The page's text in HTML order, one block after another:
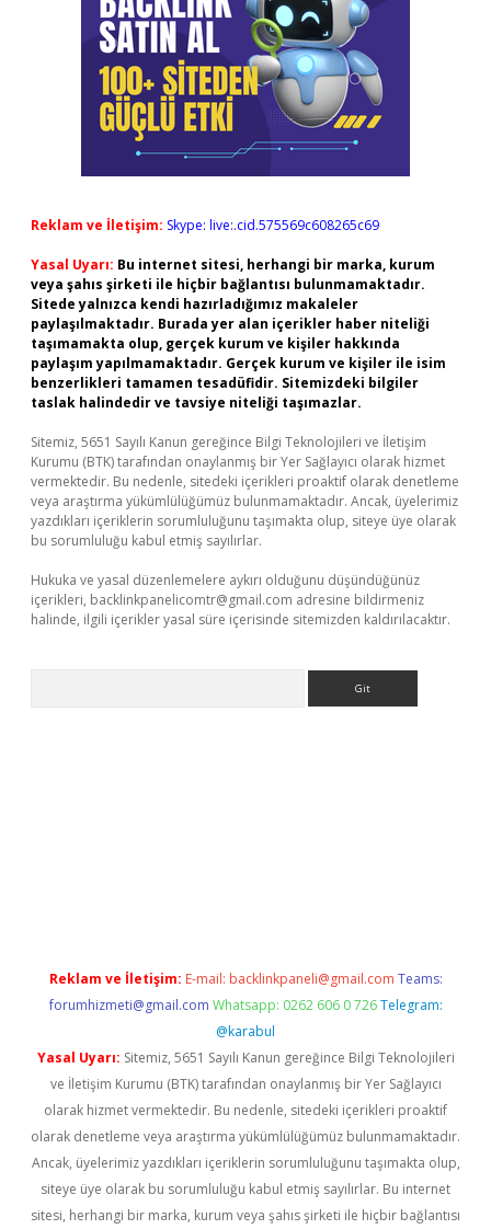
Reklam ve İletişim: Skype: live:.cid.575569c608265c69
Yasal Uyarı: Bu internet sitesi, herhangi bir marka, kurum
veya şahıs şirketi ile hiçbir bağlantısı bulunmamaktadır.
Sitede yalnızca kendi hazırladığımız makaleler
paylaşılmaktadır. Burada yer alan içerikler haber niteliği
taşımamakta olup, gerçek kurum ve kişiler hakkında
paylaşım yapılmamaktadır. Gerçek kurum ve kişiler ile isim
benzerlikleri tamamen tesadüfidir. Sitemizdeki bilgiler
taslak halindedir ve tavsiye niteliği taşımazlar.
Sitemiz, 5651 Sayılı Kanun gereğince Bilgi Teknolojileri ve İletişim
Kurumu (BTK) tarafından onaylanmış bir Yer Sağlayıcı olarak hizmet
vermektedir. Bu nedenle, sitedeki içerikleri proaktif olarak denetleme
veya araştırma yükümlülüğümüz bulunmamaktadır. Ancak, üyelerimiz
yazdıkları içeriklerin sorumluluğunu taşımakta olup, siteye üye olarak
bu sorumluluğu kabul etmiş sayılırlar.
Hukuka ve yasal düzenlemelere aykırı olduğunu düşündüğünüz
içerikleri, backlinkpanelicomtr@gmail.com adresine bildirmeniz
halinde, ilgili içerikler yasal süre içerisinde sitemizden kaldırılacaktır.
Reklam ve İletişim: E-mail: backlinkpaneli@gmail.com Teams:
forumhizmeti@gmail.com Whatsapp: 0262 606 0 726 Telegram:
@karabul
Yasal Uyarı: Sitemiz, 5651 Sayılı Kanun gereğince Bilgi Teknolojileri
ve İletişim Kurumu (BTK) tarafından onaylanmış bir Yer Sağlayıcı
olarak hizmet vermektedir. Bu nedenle, sitedeki içerikleri proaktif
olarak denetleme veya araştırma yükümlülüğümüz bulunmamaktadır.
Ancak, üyelerimiz yazdıkları içeriklerin sorumluluğunu taşımakta olup,
siteye üye olarak bu sorumluluğu kabul etmiş sayılırlar. Bu internet
sitesi, herhangi bir marka, kurum veya şahıs şirketi ile hiçbir bağlantısı